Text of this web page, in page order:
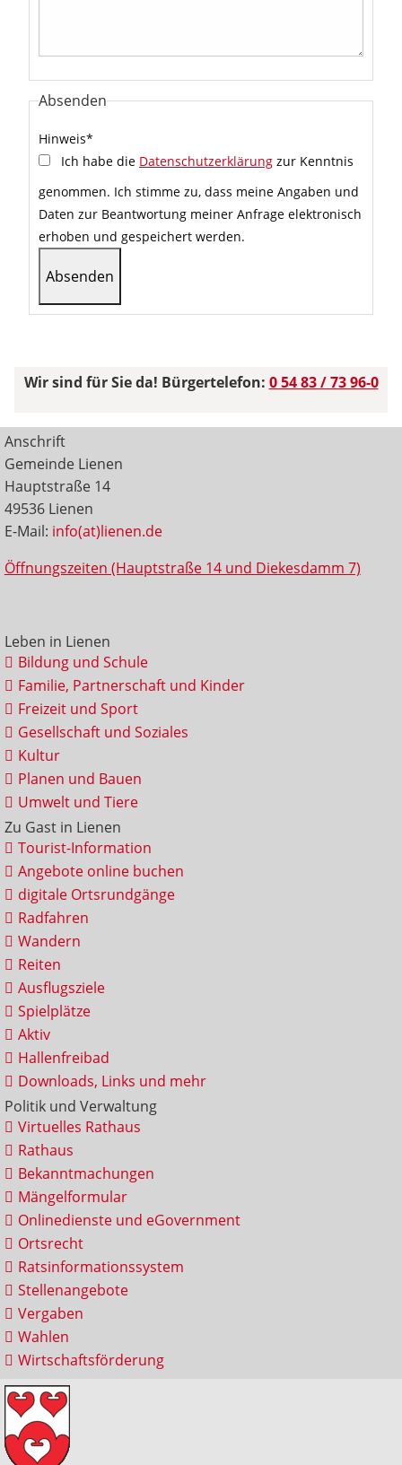
Absenden
Hinweis*
Ich habe die Datenschutzerklärung zur Kenntnis
genommen. Ich stimme zu, dass meine Angaben und
Daten zur Beantwortung meiner Anfrage elektronisch
erhoben und gespeichert werden.
Wir sind für Sie da! Bürgertelefon: 0 54 83 / 73 96-0
Anschrift
Gemeinde Lienen
Hauptstraße 14
49536 Lienen
E-Mail: info(at)lienen.de
Öffnungszeiten (Hauptstraße 14 und Diekesdamm 7)
Leben in Lienen
Bildung und Schule
Familie, Partnerschaft und Kinder
Freizeit und Sport
Gesellschaft und Soziales
Kultur
Planen und Bauen
Umwelt und Tiere
Zu Gast in Lienen
Tourist-Information
Angebote online buchen
digitale Ortsrundgänge
Radfahren
Wandern
Reiten
Ausflugsziele
Spielplätze
Aktiv
Hallenfreibad
Downloads, Links und mehr
Politik und Verwaltung
Virtuelles Rathaus
Rathaus
Bekanntmachungen
Mängelformular
Onlinedienste und eGovernment
Ortsrecht
Ratsinformationssystem
Stellenangebote
Vergaben
Wahlen
Wirtschaftsförderung